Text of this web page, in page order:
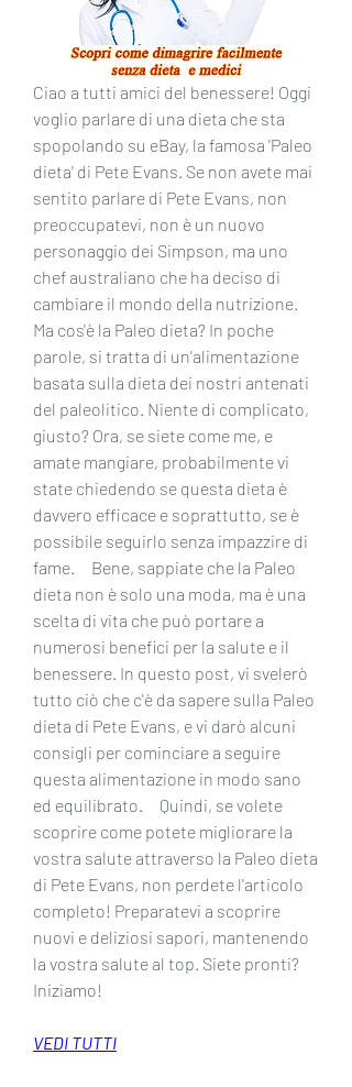
Ciao a tutti amici del benessere! Oggi
voglio parlare di una dieta che sta
spopolando su eBay, la famosa 'Paleo
dieta' di Pete Evans. Se non avete mai
sentito parlare di Pete Evans, non
preoccupatevi, non è un nuovo
personaggio dei Simpson, ma uno
chef australiano che ha deciso di
cambiare il mondo della nutrizione.
Ma cos'è la Paleo dieta? In poche
parole, si tratta di un'alimentazione
basata sulla dieta dei nostri antenati
del paleolitico. Niente di complicato,
giusto? Ora, se siete come me, e
amate mangiare, probabilmente vi
state chiedendo se questa dieta è
davvero efficace e soprattutto, se è
possibile seguirlo senza impazzire di
fame.     Bene, sappiate che la Paleo
dieta non è solo una moda, ma è una
scelta di vita che può portare a
numerosi benefici per la salute e il
benessere. In questo post, vi svelerò
tutto ciò che c'è da sapere sulla Paleo
dieta di Pete Evans, e vi darò alcuni
consigli per cominciare a seguire
questa alimentazione in modo sano
ed equilibrato.     Quindi, se volete
scoprire come potete migliorare la
vostra salute attraverso la Paleo dieta
di Pete Evans, non perdete l'articolo
completo! Preparatevi a scoprire
nuovi e deliziosi sapori, mantenendo
la vostra salute al top. Siete pronti?
Iniziamo!
VEDI TUTTI